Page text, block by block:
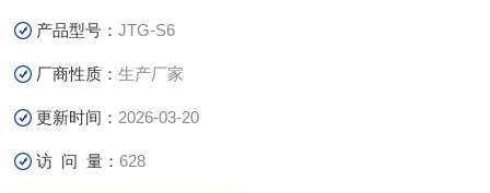
产品型号：JTG-S6
厂商性质：生产厂家
更新时间： 2026-03-20
访 问 量：628